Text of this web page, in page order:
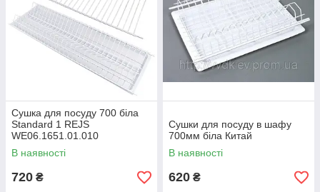
Сушка для посуду 700 біла
Standard 1 REJS
WE06.1651.01.010
В наявності
720 ₴
Сушки для посуду в шафу
700мм біла Китай
В наявності
620 ₴